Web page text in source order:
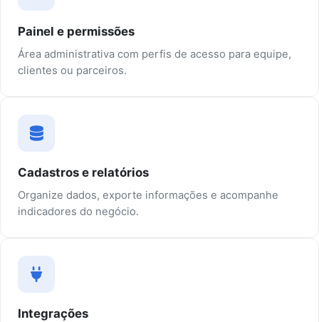
Painel e permissões
Área administrativa com perfis de acesso para equipe,
clientes ou parceiros.
Cadastros e relatórios
Organize dados, exporte informações e acompanhe
indicadores do negócio.
Integrações